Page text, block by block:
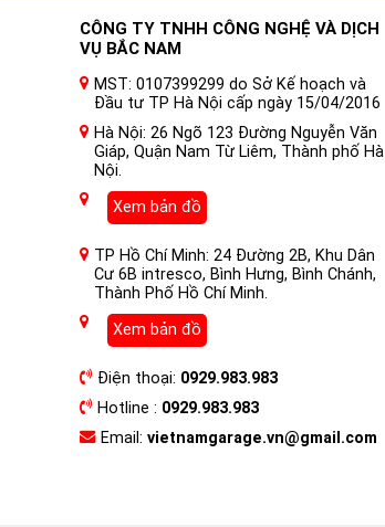
CÔNG TY TNHH CÔNG NGHỆ VÀ DỊCH
VỤ BẮC NAM
MST: 0107399299 do Sở Kế hoạch và
Đầu tư TP Hà Nội cấp ngày 15/04/2016
Hà Nội: 26 Ngõ 123 Đường Nguyễn Văn
Giáp, Quận Nam Từ Liêm, Thành phố Hà
Nội.
Xem bản đồ
TP Hồ Chí Minh: 24 Đường 2B, Khu Dân
Cư 6B intresco, Bình Hưng, Bình Chánh,
Thành Phố Hồ Chí Minh.
Xem bản đồ
Điện thoại: 0929.983.983
Hotline : 0929.983.983
Email: vietnamgarage.vn@gmail.com